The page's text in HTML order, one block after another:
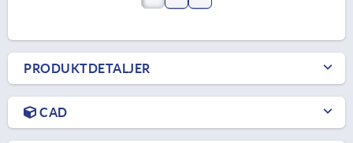
PRODUKTDETALJER
CAD